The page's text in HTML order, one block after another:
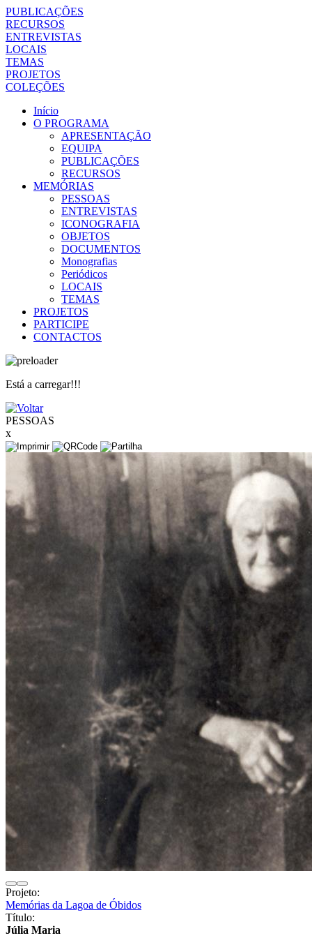
PUBLICAÇÕES
RECURSOS
ENTREVISTAS
LOCAIS
TEMAS
PROJETOS
COLEÇÕES
Início
O PROGRAMA
APRESENTAÇÃO
EQUIPA
PUBLICAÇÕES
RECURSOS
MEMÓRIAS
PESSOAS
ENTREVISTAS
ICONOGRAFIA
OBJETOS
DOCUMENTOS
Monografias
Periódicos
LOCAIS
TEMAS
PROJETOS
PARTICIPE
CONTACTOS
Está a carregar!!!
PESSOAS
x
Projeto:
Memórias da Lagoa de Óbidos
Título:
Júlia Maria